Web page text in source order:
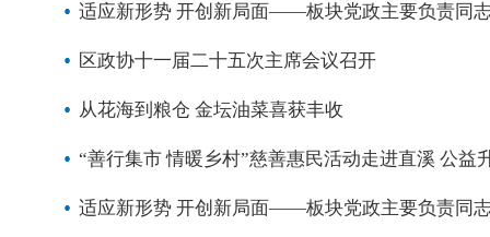
适应新形势 开创新局面——板块党政主要负责同
区政协十一届二十五次主席会议召开
从花海到粮仓 金坛油菜喜获丰收
“善行集市 情暖乡村”慈善惠民活动走进直溪 公益
适应新形势 开创新局面——板块党政主要负责同